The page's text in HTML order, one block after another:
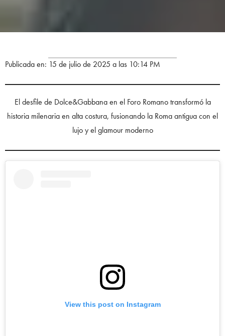
Publicada en: 15 de julio de 2025 a las 10:14 PM
El desfile de Dolce&Gabbana en el Foro Romano transformó la
historia milenaria en alta costura, fusionando la Roma antigua con el
lujo y el glamour moderno
View this post on Instagram